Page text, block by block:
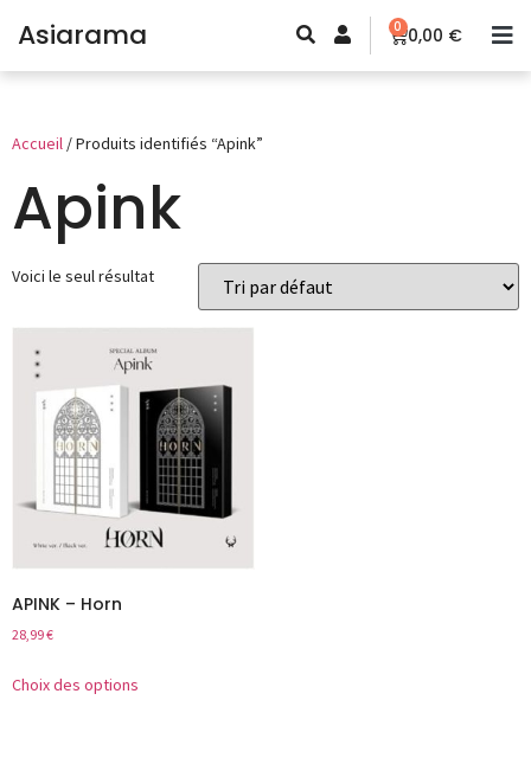
Asiarama 0,00 €
0
Accueil / Produits identifiés “Apink”
Apink
Voici le seul résultat
APINK – Horn
28,99€
Choix des options